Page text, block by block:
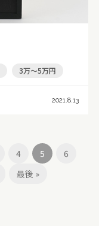
3万～5万円
2021.8.13
4 5
6
最後 »